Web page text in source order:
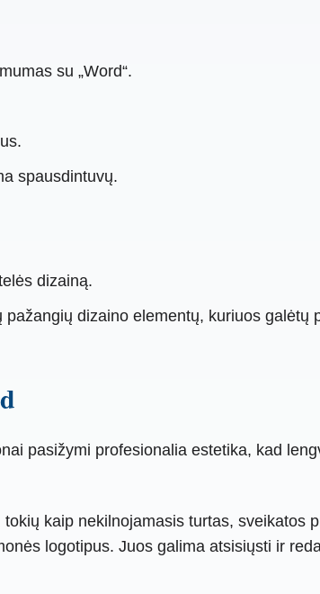
su „Word“.
spausdintuvų.
dizainą.
dizaino elementų, kuriuos galėtų
pasižymi profesionalia estetika, kad
kaip nekilnojamasis turtas, sveikatos
logotipus. Juos galima atsisiųsti ir